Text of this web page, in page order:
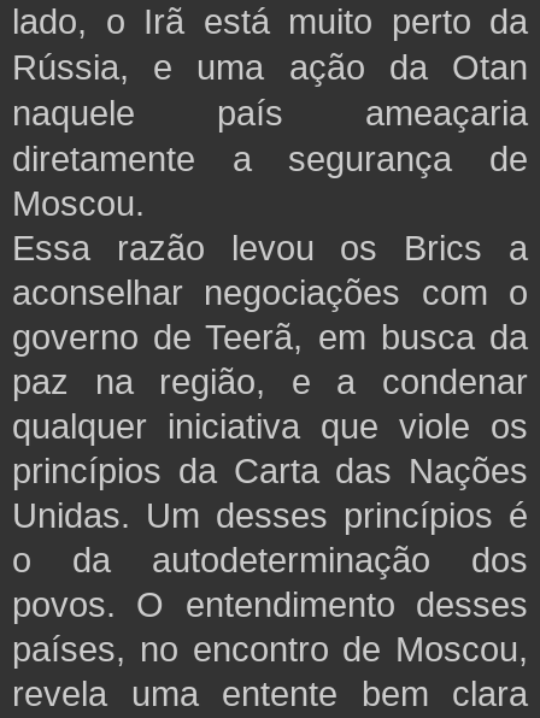
lado, o Irã está muito perto da
Rússia, e uma ação da Otan
naquele país ameaçaria
diretamente a segurança de
Moscou.
Essa razão levou os Brics a
aconselhar negociações com o
governo de Teerã, em busca da
paz na região, e a condenar
qualquer iniciativa que viole os
princípios da Carta das Nações
Unidas. Um desses princípios é
o da autodeterminação dos
povos. O entendimento desses
países, no encontro de Moscou,
revela uma entente bem clara